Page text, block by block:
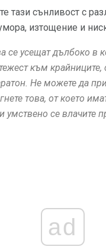
тази сънливост с
изтощение и
се усещат дълбоко в
към
Не можете да
това, от което
умствено се влачите
ad